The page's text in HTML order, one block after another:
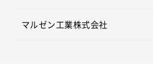
マルゼン工業株式会社